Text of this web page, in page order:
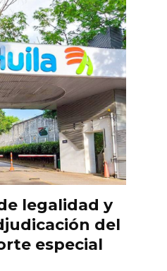
legalidad y
del
especial